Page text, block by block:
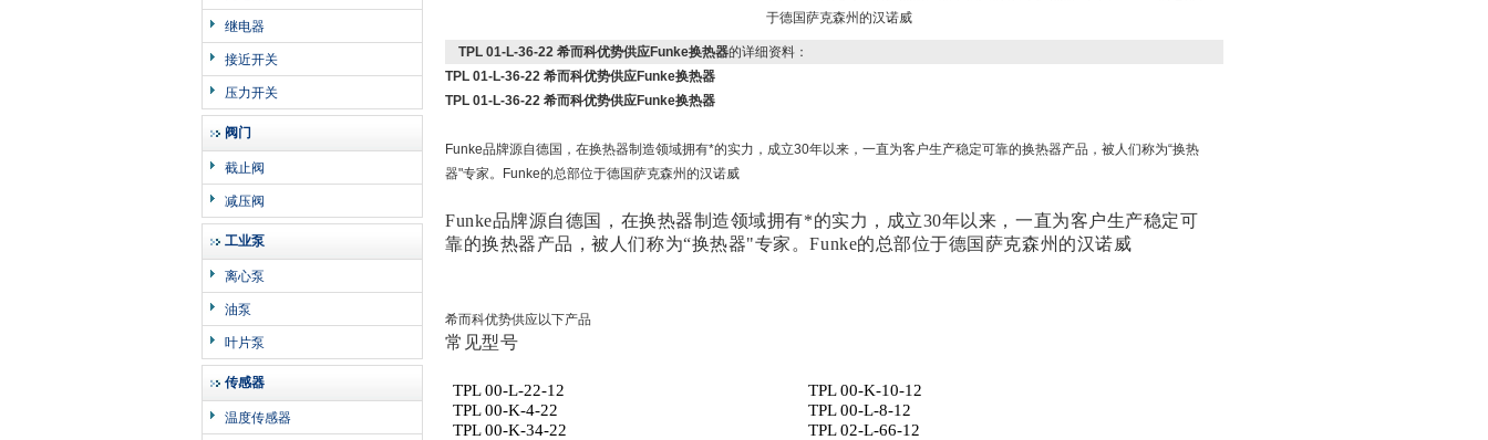
继电器
接近开关
压力开关
阀门
截止阀
减压阀
工业泵
离心泵
油泵
叶片泵
传感器
温度传感器
于德国萨克森州的汉诺威
TPL 01-L-36-22 希而科优势供应Funke换热器的详细资料：
TPL 01-L-36-22 希而科优势供应Funke换热器
TPL 01-L-36-22 希而科优势供应Funke换热器
Funke品牌源自德国，在换热器制造领域拥有*的实力，成立30年以来，一直为客户生产稳定可靠的换热器产品，被人们称为“换热
器"专家。Funke的总部位于德国萨克森州的汉诺威
Funke品牌源自德国，在换热器制造领域拥有*的实力，成立30年以来，一直为客户生产稳定可
靠的换热器产品，被人们称为“换热器"专家。Funke的总部位于德国萨克森州的汉诺威
希而科优势供应以下产品
常见型号
TPL 00-L-22-12
TPL 00-K-10-12
TPL 00-K-4-22
TPL 00-L-8-12
TPL 00-K-34-22
TPL 02-L-66-12